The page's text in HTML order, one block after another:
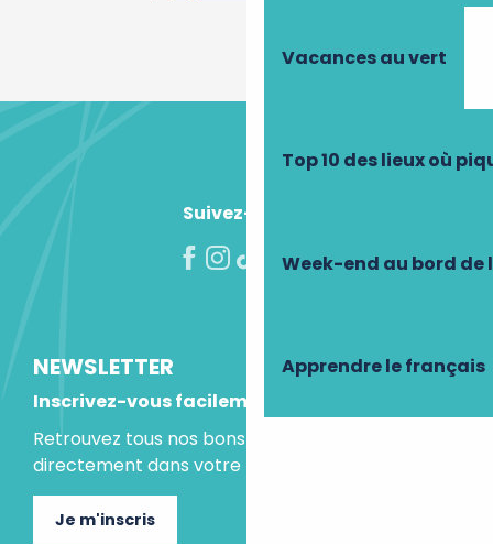
Vacances au vert
Top 10 des lieux où
Week-end au bord de
Apprendre le français
Suivez-nous !
NEWSLETTER
Inscrivez-vous facilement
Retrouvez tous nos bons plans et idées séjours
directement dans votre boite mail.
Je m'inscris